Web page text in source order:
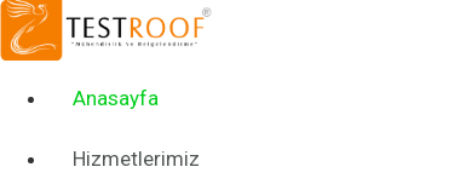
Skip
to
Anasayfa
Hizmetlerimiz